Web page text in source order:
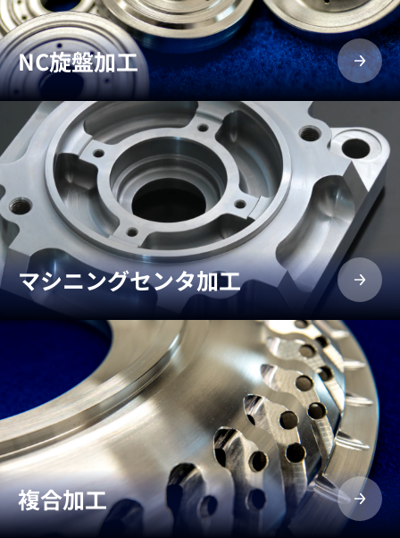
NC旋盤加工
マシニングセンタ加工
複合加工